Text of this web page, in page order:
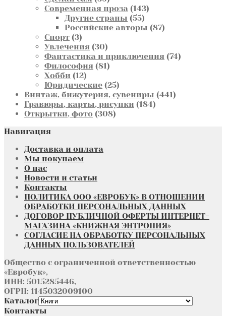
товаров
Современная проза 143143
Другие страны 5555
товаров
Российские авторы 8787
Спорт 33
товара
Увлечения 3030
товаров
Фантастика и приключения 7474
Философия 8181
Хобби 1212
товаров
Юридические 2525
товаров
Винтаж, бижутерия, сувениры 441441
Гравюры, карты, рисунки 184184
Открытки, фото 308308
Навигация
Доставка и оплата
Мы покупаем
О нас
Новости и статьи
Контакты
ПОЛИТИКА ООО «ЕВРОБУК» В ОТНОШЕНИИ
ОБРАБОТКИ ПЕРСОНАЛЬНЫХ ДАННЫХ
ДОГОВОР ПУБЛИЧНОЙ ОФЕРТЫ ИНТЕРНЕТ-
МАГАЗИНА «КНИЖНАЯ ЭНТРОПИЯ»
СОГЛАСИЕ НА ОБРАБОТКУ ПЕРСОНАЛЬНЫХ
ДАННЫХ ПОЛЬЗОВАТЕЛЕЙ
Общество с ограниченной ответственностью
«Евробук»,
ИНН: 5015285446,
ОГРН: 1145032009100
Каталог
Контакты